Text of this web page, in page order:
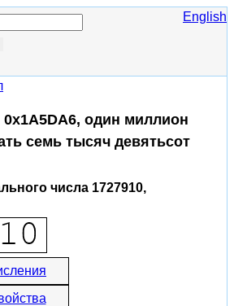
English
0x1A5DA6, один миллион
семь тысяч девятьсот
числа 1727910,